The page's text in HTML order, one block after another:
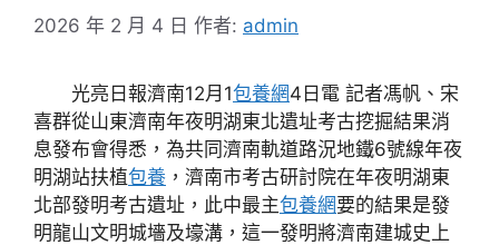
2026 年 2 月 4 日 作者: admin
光亮日報濟南12月1包養網4日電 記者馮帆、宋
喜群從山東濟南年夜明湖東北遺址考古挖掘結果消
息發布會得悉，為共同濟南軌道路況地鐵6號線年夜
明湖站扶植包養 ，濟南市考古研討院在年夜明湖東
北部發明考古遺址，此中最主包養網要的結果是發
明龍山文明城墻及壕溝，這一發明將濟南建城史上